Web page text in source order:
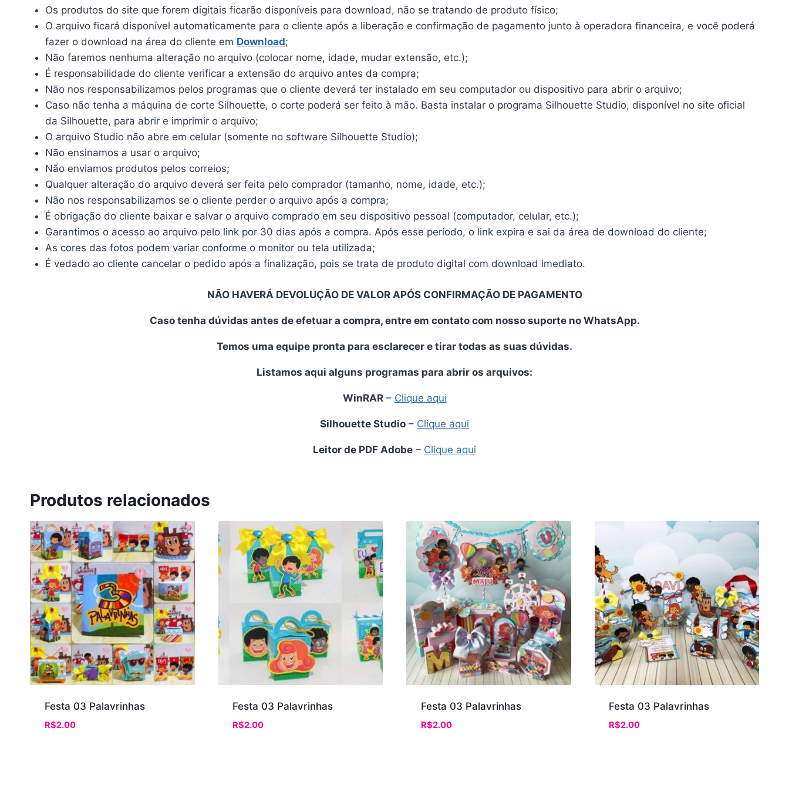
Os produtos do site que forem digitais ficarão disponíveis para download, não se tratando de produto físico;
O arquivo ficará disponível automaticamente para o cliente após a liberação e confirmação de pagamento junto à operadora financeira, e você poderá
fazer o download na área do cliente em Download;
Não faremos nenhuma alteração no arquivo (colocar nome, idade, mudar extensão, etc.);
É responsabilidade do cliente verificar a extensão do arquivo antes da compra;
Não nos responsabilizamos pelos programas que o cliente deverá ter instalado em seu computador ou dispositivo para abrir o arquivo;
Caso não tenha a máquina de corte Silhouette, o corte poderá ser feito à mão. Basta instalar o programa Silhouette Studio, disponível no site oficial
da Silhouette, para abrir e imprimir o arquivo;
O arquivo Studio não abre em celular (somente no software Silhouette Studio);
Não ensinamos a usar o arquivo;
Não enviamos produtos pelos correios;
Qualquer alteração do arquivo deverá ser feita pelo comprador (tamanho, nome, idade, etc.);
Não nos responsabilizamos se o cliente perder o arquivo após a compra;
É obrigação do cliente baixar e salvar o arquivo comprado em seu dispositivo pessoal (computador, celular, etc.);
Garantimos o acesso ao arquivo pelo link por 30 dias após a compra. Após esse período, o link expira e sai da área de download do cliente;
As cores das fotos podem variar conforme o monitor ou tela utilizada;
É vedado ao cliente cancelar o pedido após a finalização, pois se trata de produto digital com download imediato.
NÃO HAVERÁ DEVOLUÇÃO DE VALOR APÓS CONFIRMAÇÃO DE PAGAMENTO
Caso tenha dúvidas antes de efetuar a compra, entre em contato com nosso suporte no WhatsApp.
Temos uma equipe pronta para esclarecer e tirar todas as suas dúvidas.
Listamos aqui alguns programas para abrir os arquivos:
WinRAR– Clique aqui
Silhouette Studio – Clique aqui
Leitor de PDF Adobe – Clique aqui
Produtos relacionados
Festa 03 Palavrinhas
R$2.00
Festa 03 Palavrinhas
R$2.00
Festa 03 Palavrinhas
R$2.00
Festa 03 Palavrinhas
R$2.00